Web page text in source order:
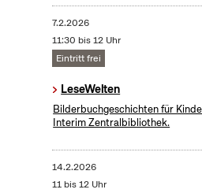
7.2.2026
11:30 bis 12 Uhr
Eintritt frei
LeseWelten
Bilderbuchgeschichten für
Interim Zentralbibliothek.
14.2.2026
11 bis 12 Uhr